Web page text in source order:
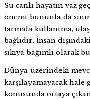
Su canlı hayatın vaz
önemi bununla da
tarımda kullanıma,
bağlıdır. İnsan
sıkıya bağımlı olarak
Dünya üzerindeki
karşılayamayacak hale
konusunda ortaya